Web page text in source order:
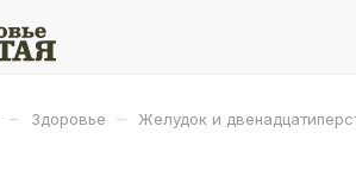
– Здоровье – Желудок и